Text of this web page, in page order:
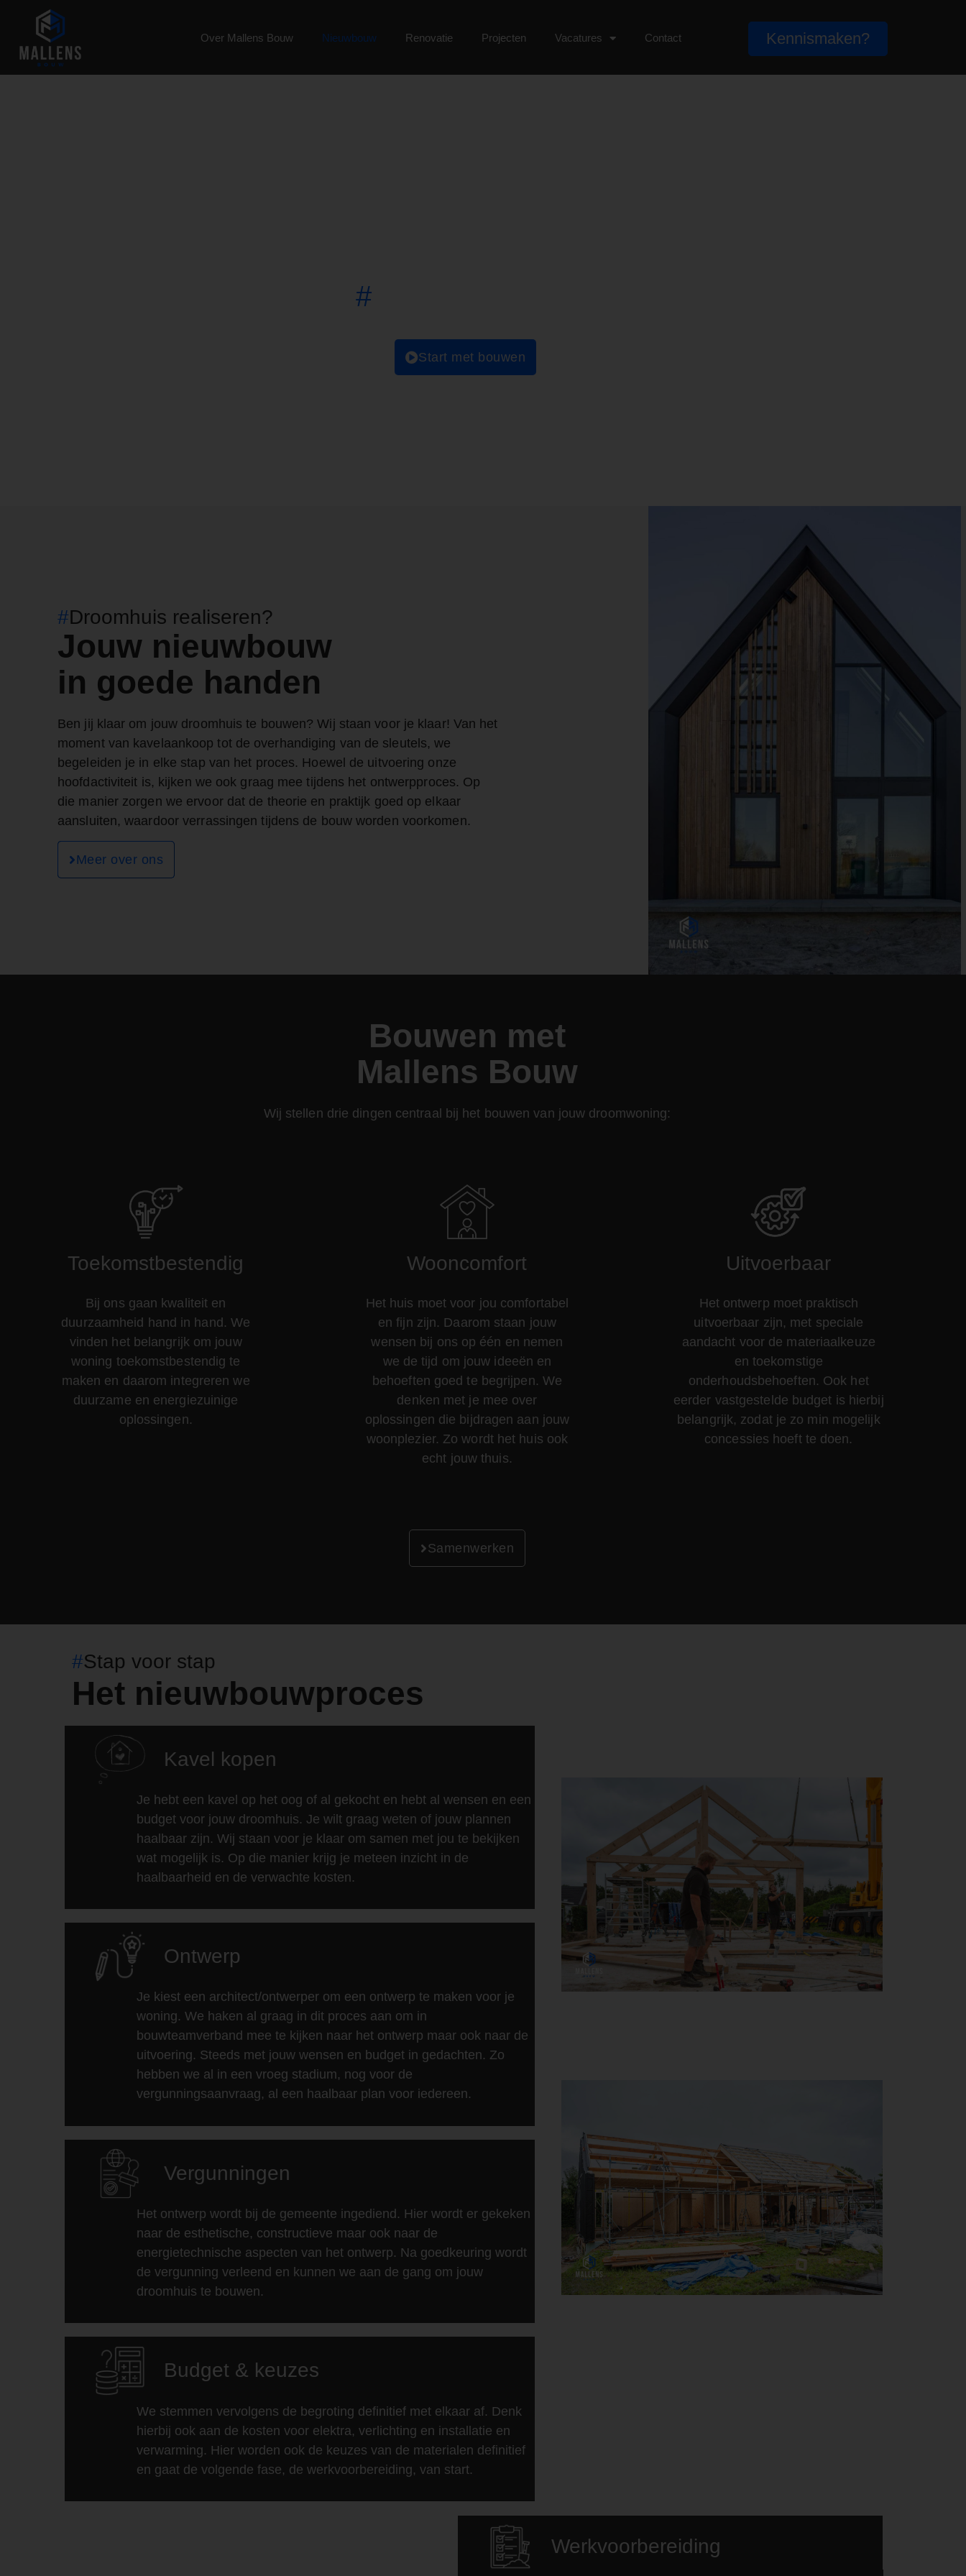
Over Mallens Bouw Nieuwbouw Renovatie Projecten Vacatures Contact Kennismaken?
#Jouw droomhuis
Start met bouwen
#Droomhuis realiseren?
Jouw nieuwbouw
in goede handen
Ben jij klaar om jouw droomhuis te bouwen? Wij staan voor je klaar! Van het
moment van kavelaankoop tot de overhandiging van de sleutels, we
begeleiden je in elke stap van het proces. Hoewel de uitvoering onze
hoofdactiviteit is, kijken we ook graag mee tijdens het ontwerpproces. Op
die manier zorgen we ervoor dat de theorie en praktijk goed op elkaar
aansluiten, waardoor verrassingen tijdens de bouw worden voorkomen.
Meer over ons
Bouwen met
Mallens Bouw
Wij stellen drie dingen centraal bij het bouwen van jouw droomwoning:
Toekomstbestendig
Bij ons gaan kwaliteit en
duurzaamheid hand in hand. We
vinden het belangrijk om jouw
woning toekomstbestendig te
maken en daarom integreren we
duurzame en energiezuinige
oplossingen.
Wooncomfort
Het huis moet voor jou comfortabel
en fijn zijn. Daarom staan jouw
wensen bij ons op één en nemen
we de tijd om jouw ideeën en
behoeften goed te begrijpen. We
denken met je mee over
oplossingen die bijdragen aan jouw
woonplezier. Zo wordt het huis ook
echt jouw thuis.
Uitvoerbaar
Het ontwerp moet praktisch
uitvoerbaar zijn, met speciale
aandacht voor de materiaalkeuze
en toekomstige
onderhoudsbehoeften. Ook het
eerder vastgestelde budget is hierbij
belangrijk, zodat je zo min mogelijk
concessies hoeft te doen.
Samenwerken
#Stap voor stap
Het nieuwbouwproces
Kavel kopen
Je hebt een kavel op het oog of al gekocht en hebt al wensen en een
budget voor jouw droomhuis. Je wilt graag weten of jouw plannen
haalbaar zijn. Wij staan voor je klaar om samen met jou te bekijken
wat mogelijk is. Op die manier krijg je meteen inzicht in de
haalbaarheid en de verwachte kosten.
Ontwerp
Je kiest een architect/ontwerper om een ontwerp te maken voor je
woning. We haken al graag in dit proces aan om in
bouwteamverband mee te kijken naar het ontwerp maar ook naar de
uitvoering. Steeds met jouw wensen en budget in gedachten. Zo
hebben we al in een vroeg stadium, nog voor de
vergunningsaanvraag, al een haalbaar plan voor iedereen.
Vergunningen
Het ontwerp wordt bij de gemeente ingediend. Hier wordt er gekeken
naar de esthetische, constructieve maar ook naar de
energietechnische aspecten van het ontwerp. Na goedkeuring wordt
de vergunning verleend en kunnen we aan de gang om jouw
droomhuis te bouwen.
Budget & keuzes
We stemmen vervolgens de begroting definitief met elkaar af. Denk
hierbij ook aan de kosten voor elektra, verlichting en installatie en
verwarming. Hier worden ook de keuzes van de materialen definitief
en gaat de volgende fase, de werkvoorbereiding, van start.
Werkvoorbereiding